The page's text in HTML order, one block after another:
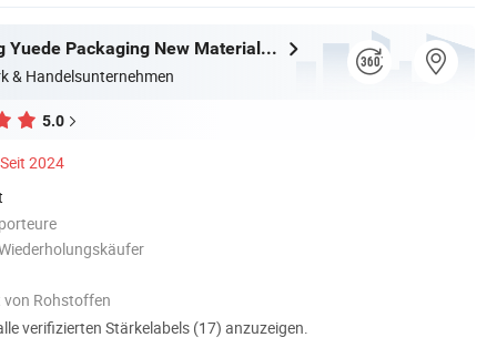
Lianyungang Yuede Packaging New Materials Co., Ltd.
& Handelsunternehmen
5.0
Seit 2024
Rohstoffen
verifizierten Stärkelabels (17) anzuzeigen.